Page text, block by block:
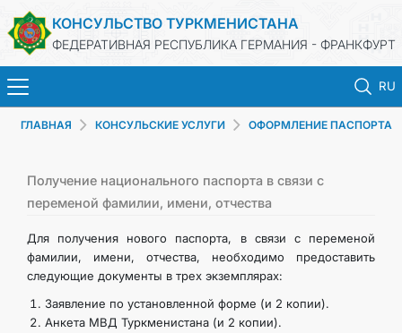
КОНСУЛЬСТВО ТУРКМЕНИСТАНА
ФЕДЕРАТИВНАЯ РЕСПУБЛИКА ГЕРМАНИЯ - ФРАНКФУРТ
RU
ГЛАВНАЯ
НОВОСТИ
КОНСУЛЬСКИЕ УСЛУГИ
ТУРКМЕНИСТАН
ГЛАВНАЯ КОНСУЛЬСКИЕ УСЛУГИ ОФОРМЛЕНИЕ ПАСПОРТА
Получение национального паспорта в связи с
переменой фамилии, имени, отчества
Для получения нового паспорта, в связи с переменой
фамилии, имени, отчества, необходимо предоставить
следующие документы в трех экземплярах:
Заявление по установленной форме (и 2 копии).
Анкета МВД Туркменистана (и 2 копии).